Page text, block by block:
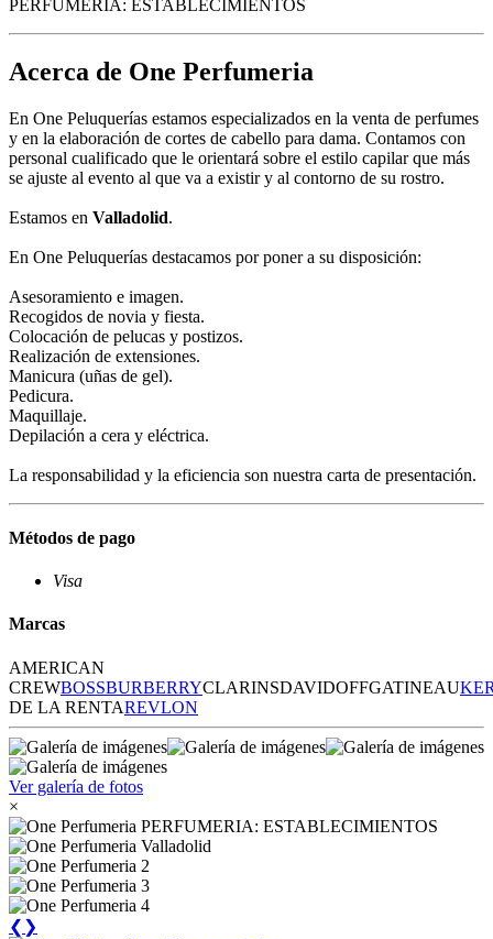
PERFUMERIA: ESTABLECIMIENTOS
Acerca de One Perfumeria
En One Peluquerías estamos especializados en la venta de perfumes
y en la elaboración de cortes de cabello para dama. Contamos con
personal cualificado que le orientará sobre el estilo capilar que más
se ajuste al evento al que va a existir y al contorno de su rostro.
Estamos en Valladolid.
En One Peluquerías destacamos por poner a su disposición:
Asesoramiento e imagen.
Recogidos de novia y fiesta.
Colocación de pelucas y postizos.
Realización de extensiones.
Manicura (uñas de gel).
Pedicura.
Maquillaje.
Depilación a cera y eléctrica.
La responsabilidad y la eficiencia son nuestra carta de presentación.
Métodos de pago
Visa
Marcas
AMERICAN
CREWBOSSBURBERRYCLARINSDAVIDOFFGATINEAU
DE LA RENTAREVLON
Ver galería de fotos
×
❮ ❯